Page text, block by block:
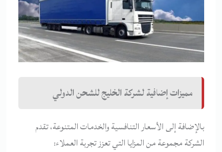
مميزات إضافية لشركة الخليج للشحن الدولي
بالإضافة إلى الأسعار التنافسية والخدمات المتنوعة، تقدم
الشركة مجموعة من المزايا التي تعزز تجربة العملاء: